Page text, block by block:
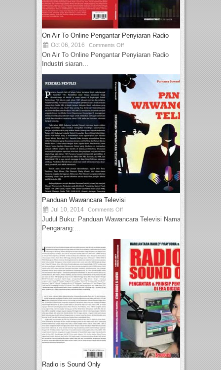
On Air To Online Pengantar Penyiaran Radio
Oct 06, 2016 Comments Off
On Air To Online Pengantar Penyiaran Radio
Industri siaran...
Panduan Wawancara Televisi
Jul 10, 2014 Comments Off
Judul Buku: Panduan Wawancara Televisi Nama
Pengarang:...
Radio is Sound Only